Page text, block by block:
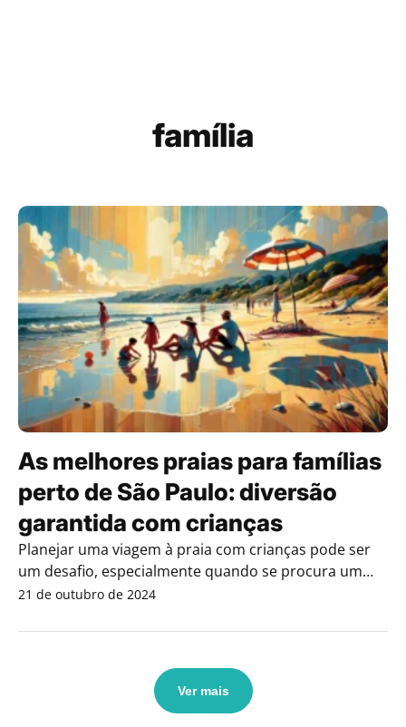
família
As melhores praias para famílias
perto de São Paulo: diversão
garantida com crianças
Planejar uma viagem à praia com crianças pode ser
um desafio, especialmente quando se procura um
lugar que...
21 de outubro de 2024
Ver mais